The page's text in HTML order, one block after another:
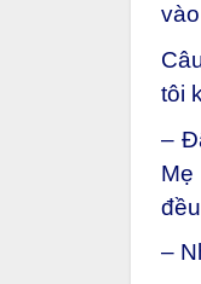
tôi
–
Mẹ
–